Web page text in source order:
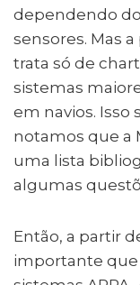
dependendo
sensores. Mas
trata só de
sistemas
em navios. Isso
notamos que a
uma lista
algumas
Então, a partir
importante que